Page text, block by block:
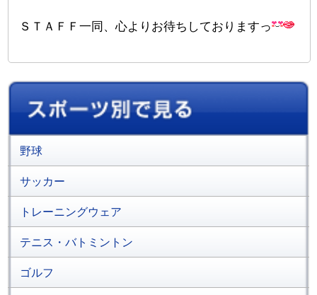
ＳＴＡＦＦ一同、心よりお待ちしておりますっ
野球
サッカー
トレーニングウェア
テニス・バトミントン
ゴルフ